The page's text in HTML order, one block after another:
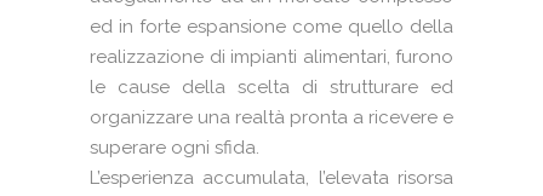
ed in forte espansione come quello della
realizzazione di impianti alimentari, furono
le cause della scelta di strutturare ed
organizzare una realtà pronta a ricevere e
superare ogni sfida.
L’esperienza accumulata, l’elevata risorsa